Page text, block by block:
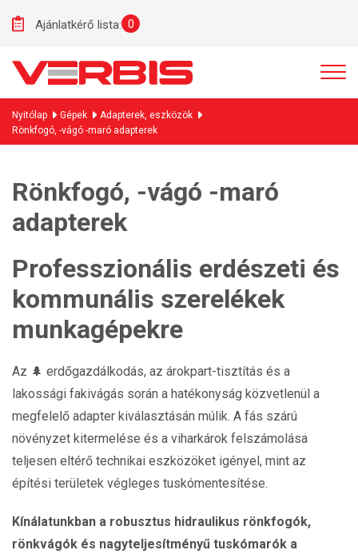
Ajánlatkérő lista: 0
Nyitólap Gépek
Adapterek, eszközök
Rönkfogó, -vágó -maró adapterek
Rönkfogó, -vágó -maró
adapterek
Professzionális erdészeti és
kommunális szerelékek
munkagépekre
Az 🌲 erdőgazdálkodás, az árokpart-tisztítás és a
lakossági fakivágás során a hatékonyság közvetlenül a
megfelelő adapter kiválasztásán múlik. A fás szárú
növényzet kitermelése és a viharkárok felszámolása
teljesen eltérő technikai eszközöket igényel, mint az
építési területek végleges tuskómentesítése.
Kínálatunkban a robusztus hidraulikus rönkfogók,
rönkvágók és nagyteljesítményű tuskómarók a